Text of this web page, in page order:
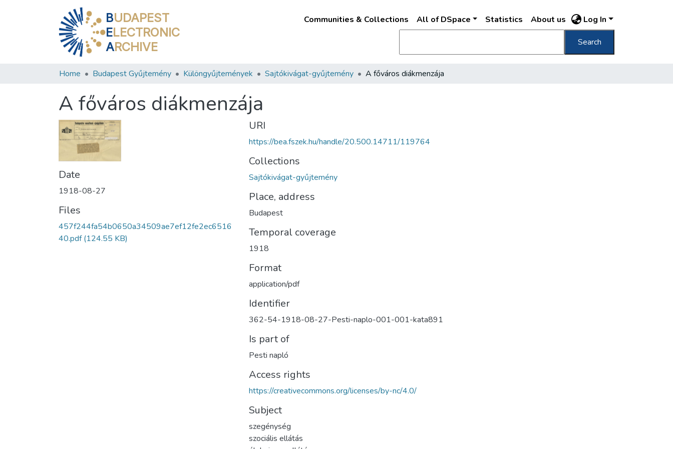
BUDAPEST
ELECTRONIC
ARCHIVE
Communities & Collections All of DSpace Statistics About us Log In
Search
Home Budapest Gyűjtemény Különgyűjtemények Sajtókivágat-gyűjtemény A főváros diákmenzája
A főváros diákmenzája
Date
1918-08-27
Files
457f244fa54b0650a34509ae7ef12fe2ec6516
40.pdf(124.55 KB)
URI
https://bea.fszek.hu/handle/20.500.14711/119764
Collections
Sajtókivágat-gyűjtemény
Place, address
Budapest
Temporal coverage
1918
Format
application/pdf
Identifier
362-54-1918-08-27-Pesti-naplo-001-001-kata891
Is part of
Pesti napló
Access rights
https://creativecommons.org/licenses/by-nc/4.0/
Subject
szegénység
szociális ellátás